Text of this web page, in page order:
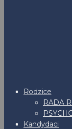
Rodzice
RADA
Kandydaci